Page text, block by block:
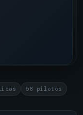
58 pilotos